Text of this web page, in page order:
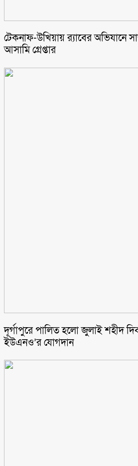
টেকনাফ-উখিয়ায় র‌্যাবের অভিযানে
আসামি গ্রেপ্তার
‎দূর্গাপুরে পালিত হলো জুলাই শহীদ
ইউএনও’র যোগদান ‎